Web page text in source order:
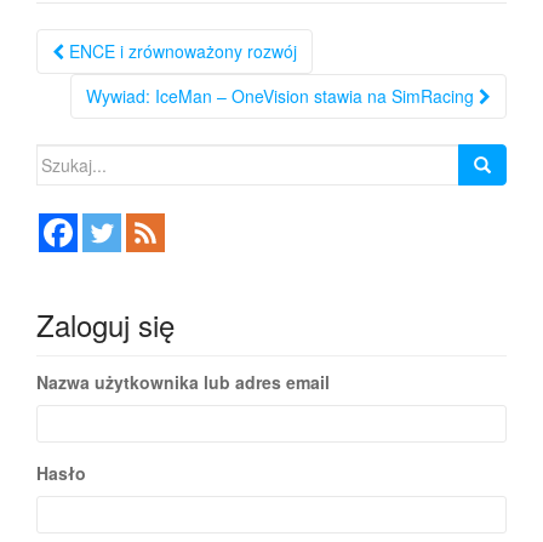
Nawigacja
ENCE i zrównoważony rozwój
Wywiad: IceMan – OneVision stawia na SimRacing
Szukaj:
Zaloguj się
Nazwa użytkownika lub adres email
Hasło